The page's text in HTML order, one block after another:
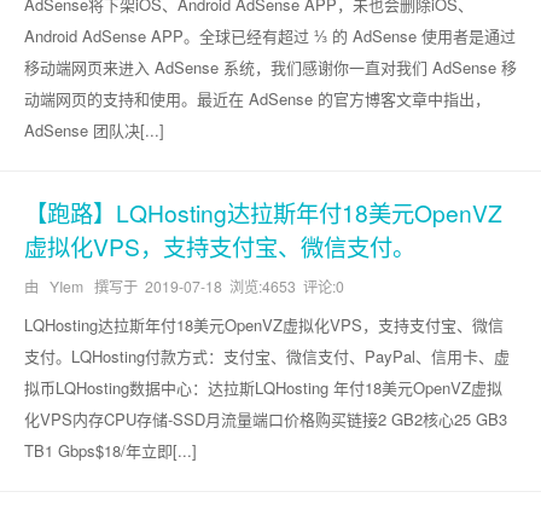
Android AdSense APP。全球已经有超过 ⅓ 的 AdSense 使用者是通过
移动端网页来进入 AdSense 系统，我们感谢你一直对我们 AdSense 移
动端网页的支持和使用。最近在 AdSense 的官方博客文章中指出，
AdSense 团队决[...]
【跑路】LQHosting达拉斯年付18美元OpenVZ
虚拟化VPS，支持支付宝、微信支付。
由 YIem 撰写于 2019-07-18 浏览:4653 评论:0
LQHosting达拉斯年付18美元OpenVZ虚拟化VPS，支持支付宝、微信
支付。LQHosting付款方式：支付宝、微信支付、PayPal、信用卡、虚
拟币LQHosting数据中心：达拉斯LQHosting 年付18美元OpenVZ虚拟
化VPS内存CPU存储-SSD月流量端口价格购买链接2 GB2核心25 GB3
TB1 Gbps$18/年立即[...]